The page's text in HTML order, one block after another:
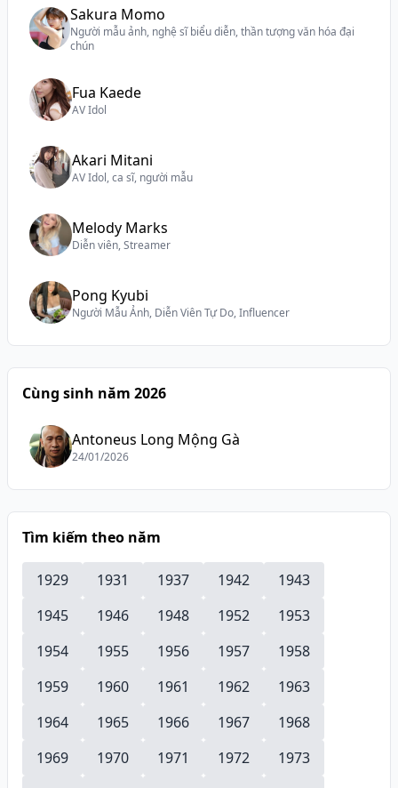
Sakura Momo
Người mẫu ảnh, nghệ sĩ biểu diễn, thần tượng văn hóa đại
chún
Fua Kaede
AV Idol
Akari Mitani
AV Idol, ca sĩ, người mẫu
Melody Marks
Diễn viên, Streamer
Pong Kyubi
Người Mẫu Ảnh, Diễn Viên Tự Do, Influencer
Cùng sinh năm 2026
Antoneus Long Mộng Gà
24/01/2026
Tìm kiếm theo năm
1929 1931 1937 1942
1943
1945
1946 1948 1952
1953
1954
1955 1956 1957
1958
1959
1960 1961 1962
1963
1964
1965 1966 1967
1968
1969
1970 1971 1972
1973